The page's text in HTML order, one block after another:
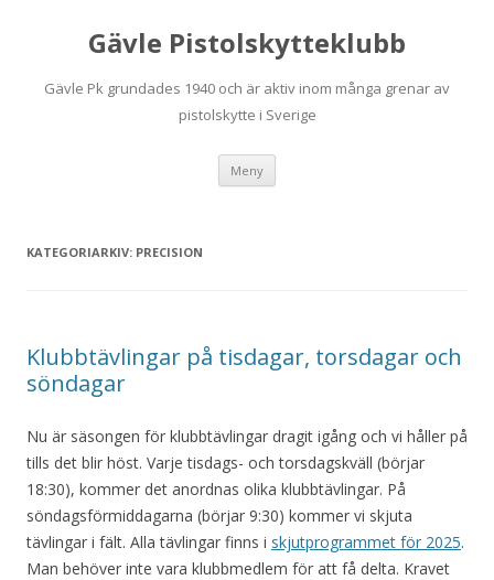
Gävle Pistolskytteklubb
Gävle Pk grundades 1940 och är aktiv inom många grenar av
pistolskytte i Sverige
Meny
KATEGORIARKIV: PRECISION
Klubbtävlingar på tisdagar, torsdagar och
söndagar
Nu är säsongen för klubbtävlingar dragit igång och vi håller på
tills det blir höst. Varje tisdags- och torsdagskväll (börjar
18:30), kommer det anordnas olika klubbtävlingar. På
söndagsförmiddagarna (börjar 9:30) kommer vi skjuta
tävlingar i fält. Alla tävlingar finns i skjutprogrammet för 2025.
Man behöver inte vara klubbmedlem för att få delta. Kravet